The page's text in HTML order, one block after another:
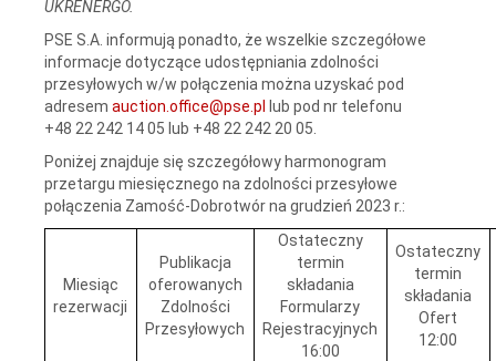
UKRENERGO.
PSE S.A. informują ponadto, że wszelkie szczegółowe
informacje dotyczące udostępniania zdolności
przesyłowych w/w połączenia można uzyskać pod
adresem auction.office@pse.pl
lub pod nr telefonu
+48 22 242 14 05 lub +48 22 242 20 05.
Poniżej znajduje się szczegółowy harmonogram
przetargu miesięcznego na zdolności przesyłowe
połączenia Zamość-Dobrotwór na grudzień 2023 r.:
Miesiąc
rezerwacji
Publikacja
oferowanych
Zdolności
Przesyłowych
Ostateczny
termin
składania
Formularzy
Rejestracyjnych
16:00
Ostateczny
termin
składania
Ofert
12:00